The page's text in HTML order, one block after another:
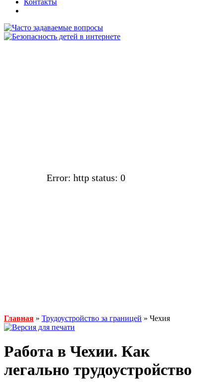
Контакты
Error: http status: 0
Главная » Трудоустройство за границей » Чехия
Работа в Чехии. Как
легально трудоустройство